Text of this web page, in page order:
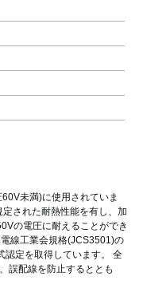
未満)に使用されていま
された耐熱性能を有し、加
の電圧に耐えることができ
線工業会規格(JCS3501)の
認定を取得しています。 全
誤配線を防止するととも